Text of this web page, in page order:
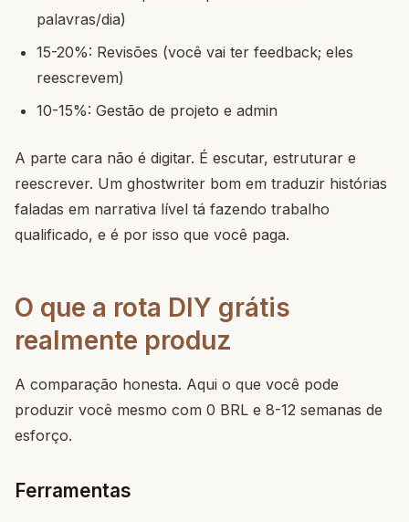
palavras/dia)
15-20%: Revisões (você vai ter feedback; eles
reescrevem)
10-15%: Gestão de projeto e admin
A parte cara não é digitar. É escutar, estruturar e
reescrever. Um ghostwriter bom em traduzir histórias
faladas em narrativa lível tá fazendo trabalho
qualificado, e é por isso que você paga.
O que a rota DIY grátis
realmente produz
A comparação honesta. Aqui o que você pode
produzir você mesmo com 0 BRL e 8-12 semanas de
esforço.
Ferramentas